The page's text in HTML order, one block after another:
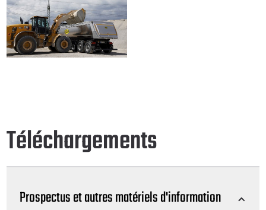
Téléchargements
Prospectus et autres matériels d'information